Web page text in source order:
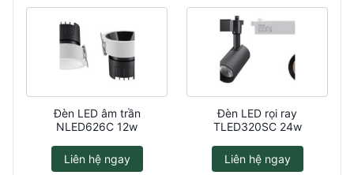
Đèn LED âm trần
NLED626C 12w
Liên hệ ngay
Đèn LED rọi ray
TLED320SC 24w
Liên hệ ngay